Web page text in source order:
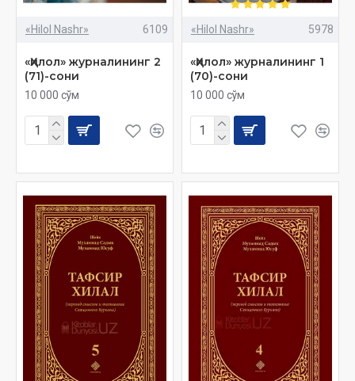
«Hilol Nashr» 6109
«Ҳилол» журналининг 2
(71)-сони
10 000 сўм
«Hilol Nashr» 5978
«Ҳилол» журналининг 1
(70)-сони
10 000 сўм